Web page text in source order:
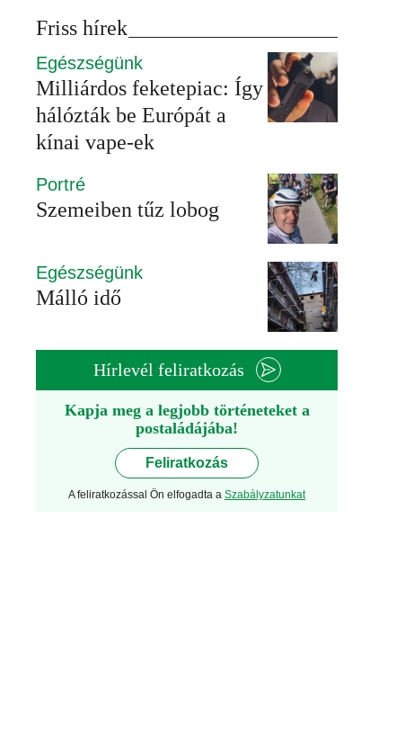
Friss hírek
Egészségünk
Milliárdos feketepiac: Így
hálózták be Európát a
kínai vape-ek
Portré
Szemeiben tűz lobog
Egészségünk
Málló idő
Hírlevél feliratkozás
Kapja meg a legjobb történeteket a
postaládájába!
Feliratkozás
A feliratkozással Ön elfogadta a Szabályzatunkat